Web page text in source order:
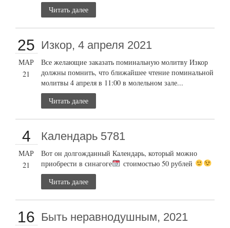
Читать далее
25
МАР
21
Изкор, 4 апреля 2021
Все желающие заказать поминальную молитву Изкор
должны помнить, что ближайшее чтение поминальной
молитвы 4 апреля в 11:00 в молельном зале...
Читать далее
4
МАР
21
Календарь 5781
Вот он долгожданный Календарь, который можно
приобрести в синагоге
стоимостью 50 рублей
Читать далее
16 Быть неравнодушным, 2021